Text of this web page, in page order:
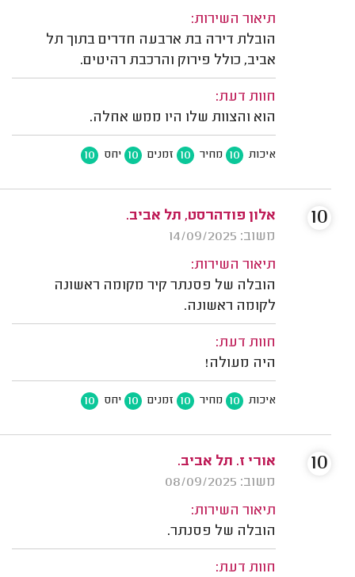
תיאור השירות:
הובלת דירה בת ארבעה חדרים בתוך תל
אביב, כולל פירוק והרכבת רהיטים.
חוות דעת:
הוא והצוות שלו היו ממש אחלה.
איכות 10 מחיר 10 זמנים 10 יחס 10
אלון פודהרסט, תל אביב.
משוב: 14/09/2025
תיאור השירות:
הובלה של פסנתר קיר מקומה ראשונה
לקומה ראשונה.
חוות דעת:
היה מעולה!
איכות 10 מחיר 10 זמנים 10 יחס 10
10
אורי ז. תל אביב.
משוב: 08/09/2025
תיאור השירות:
הובלה של פסנתר.
חוות דעת:
10